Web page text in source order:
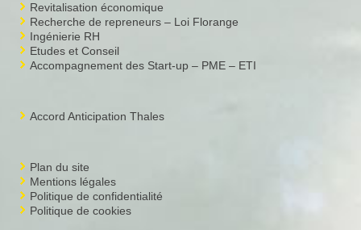
Revitalisation économique
Recherche de repreneurs – Loi Florange
Ingénierie RH
Etudes et Conseil
Accompagnement des Start-up – PME – ETI
Accord Anticipation Thales
Plan du site
Mentions légales
Politique de confidentialité
Politique de cookies